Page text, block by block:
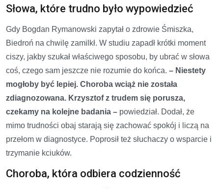
Słowa, które trudno było wypowiedzieć
Gdy Bogdan Rymanowski zapytał o zdrowie Śmiszka,
Biedroń na chwilę zamilkł. W studiu zapadł krótki moment
ciszy, jakby szukał właściwego sposobu, by ubrać w słowa
coś, czego sam jeszcze nie rozumie do końca. – Niestety
mogłoby być lepiej. Choroba wciąż nie została
zdiagnozowana. Krzysztof z trudem się porusza,
czekamy na kolejne badania – powiedział. Dodał, że
mimo trudności obaj starają się zachować spokój i liczą na
przełom w diagnostyce. Poprosił też słuchaczy o wsparcie i
trzymanie kciuków.
Choroba, która odbiera codzienność